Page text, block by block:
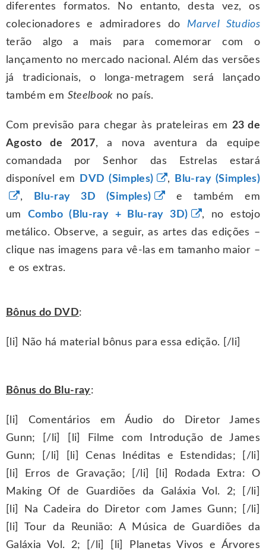
diferentes formatos. No entanto, desta vez, os
colecionadores e admiradores do Marvel Studios
terão algo a mais para comemorar com o
lançamento no mercado nacional. Além das versões
já tradicionais, o longa-metragem será lançado
também em Steelbook no país.
Com previsão para chegar às prateleiras em 23 de
Agosto de 2017, a nova aventura da equipe
comandada por Senhor das Estrelas estará
disponível em
DVD (Simples) ,
Blu-ray (Simples)
,
Blu-ray 3D (Simples)
e também em
umCombo (Blu-ray + Blu-ray 3D)
, no estojo
metálico. Observe, a seguir, as artes das edições –
clique nas imagens para vê-las em tamanho maior –
e os extras.
Bônus do DVD:
[li] Não há material bônus para essa edição. [/li]
Bônus do Blu-ray:
[li] Comentários em Áudio do Diretor James
Gunn; [/li] [li] Filme com Introdução de James
Gunn; [/li] [li] Cenas Inéditas e Estendidas; [/li]
[li] Erros de Gravação; [/li] [li] Rodada Extra: O
Making Of de Guardiões da Galáxia Vol. 2; [/li]
[li] Na Cadeira do Diretor com James Gunn; [/li]
[li] Tour da Reunião: A Música de Guardiões da
Galáxia Vol. 2; [/li] [li] Planetas Vivos e Árvores